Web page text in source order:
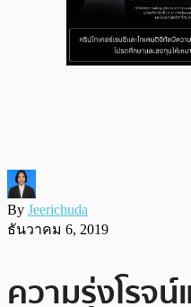
By Jeerichuda
ธันวาคม 6, 2019
ความรุ่งโรจ